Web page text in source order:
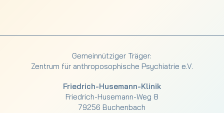
Gemeinnütziger Träger:
Zentrum für anthroposophische Psychiatrie e.V.
Friedrich-Husemann-Klinik
Friedrich-Husemann-Weg 8
79256 Buchenbach